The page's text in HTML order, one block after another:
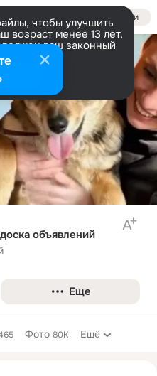
Войти
чтобы улучшить
возраст менее 13 лет,
ваш законный
объявлений
Еще
Фото 80K Ещё